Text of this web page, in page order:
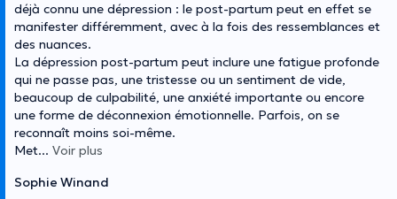
déjà connu une dépression : le post-partum peut en effet se
manifester différemment, avec à la fois des ressemblances et
des nuances.
La dépression post-partum peut inclure une fatigue profonde
qui ne passe pas, une tristesse ou un sentiment de vide,
beaucoup de culpabilité, une anxiété importante ou encore
une forme de déconnexion émotionnelle. Parfois, on se
reconnaît moins soi-même.
Met... Voir plus
Sophie Winand